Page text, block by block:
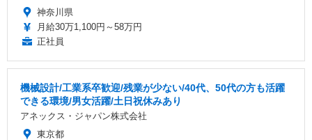
神奈川県
月給30万1,100円～58万円
正社員
機械設計/工業系卒歓迎/残業が少ない/40代、50代の方も活躍
できる環境/男女活躍/土日祝休みあり
アネックス・ジャパン株式会社
東京都